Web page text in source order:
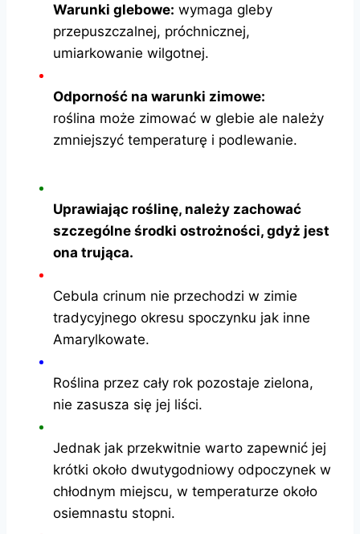
Warunki glebowe: wymaga gleby
przepuszczalnej, próchnicznej,
umiarkowanie wilgotnej.
Odporność na warunki zimowe:
roślina może zimować w glebie ale należy
zmniejszyć temperaturę i podlewanie.
Uprawiając roślinę, należy zachować
szczególne środki ostrożności, gdyż jest
ona trująca.
Cebula crinum nie przechodzi w zimie
tradycyjnego okresu spoczynku jak inne
Amarylkowate.
Roślina przez cały rok pozostaje zielona,
nie zasusza się jej liści.
Jednak jak przekwitnie warto zapewnić jej
krótki około dwutygodniowy odpoczynek w
chłodnym miejscu, w temperaturze około
osiemnastu stopni.